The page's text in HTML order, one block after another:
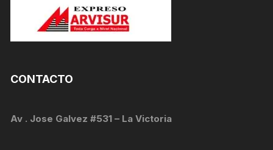
CONTACTO
Av . Jose Galvez #531 – La Victoria